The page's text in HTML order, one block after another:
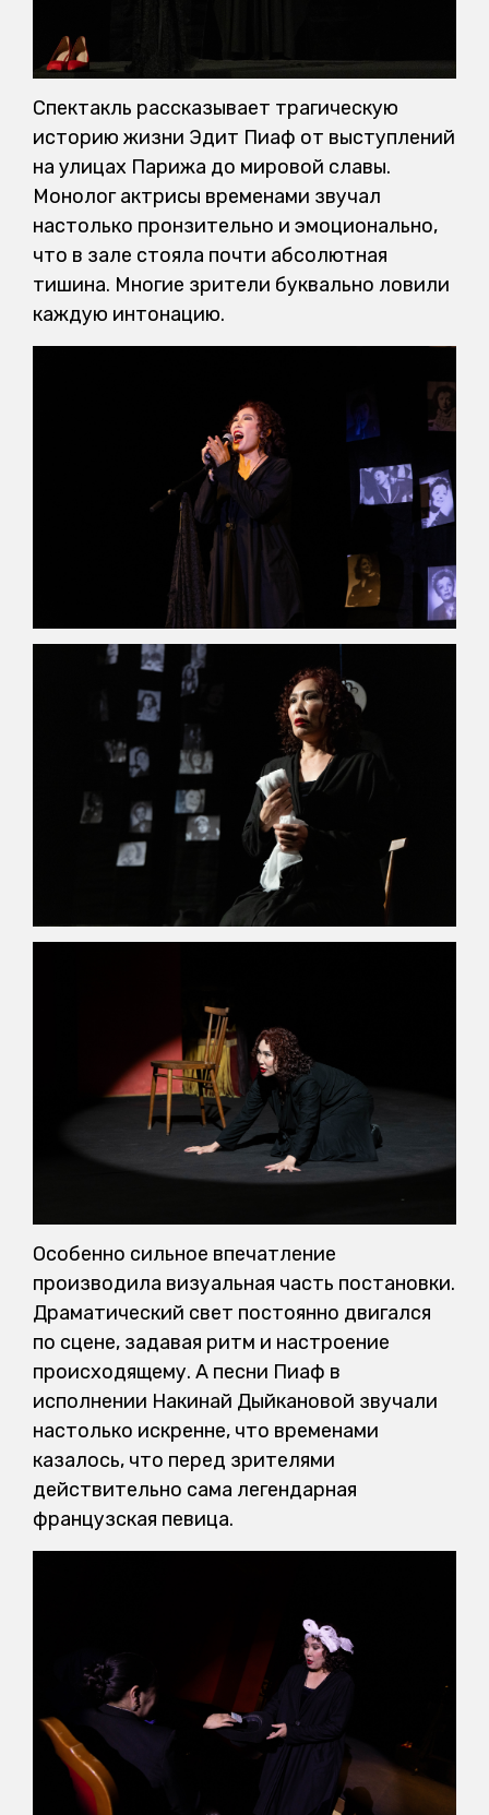
Спектакль рассказывает трагическую
историю жизни Эдит Пиаф от выступлений
на улицах Парижа до мировой славы.
Монолог актрисы временами звучал
настолько пронзительно и эмоционально,
что в зале стояла почти абсолютная
тишина. Многие зрители буквально ловили
каждую интонацию.
Особенно сильное впечатление
производила визуальная часть постановки.
Драматический свет постоянно двигался
по сцене, задавая ритм и настроение
происходящему. А песни Пиаф в
исполнении Накинай Дыйкановой звучали
настолько искренне, что временами
казалось, что перед зрителями
действительно сама легендарная
французская певица.